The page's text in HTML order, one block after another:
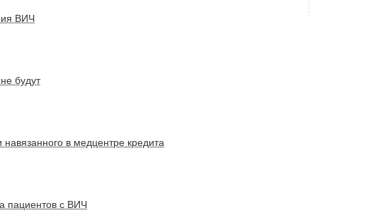
ВИЧ
будут
в медцентре кредита
пациентов с ВИЧ